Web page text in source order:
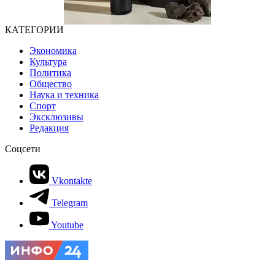
КАТЕГОРИИ
Экономика
Культура
Политика
Общество
Наука и техника
Спорт
Эксклюзивы
Редакция
Соцсети
Vkontakte
Telegram
Youtube